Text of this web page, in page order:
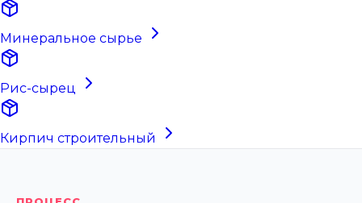
Минеральное сырье
Рис-сырец
Кирпич строительный